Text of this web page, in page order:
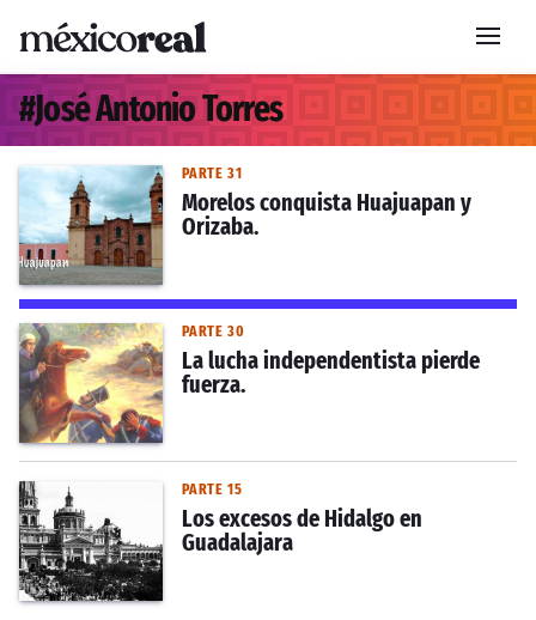
#José Antonio Torres
PARTE 31
Morelos conquista Huajuapan y
Orizaba.
PARTE 30
La lucha independentista pierde
fuerza.
PARTE 15
Los excesos de Hidalgo en
Guadalajara